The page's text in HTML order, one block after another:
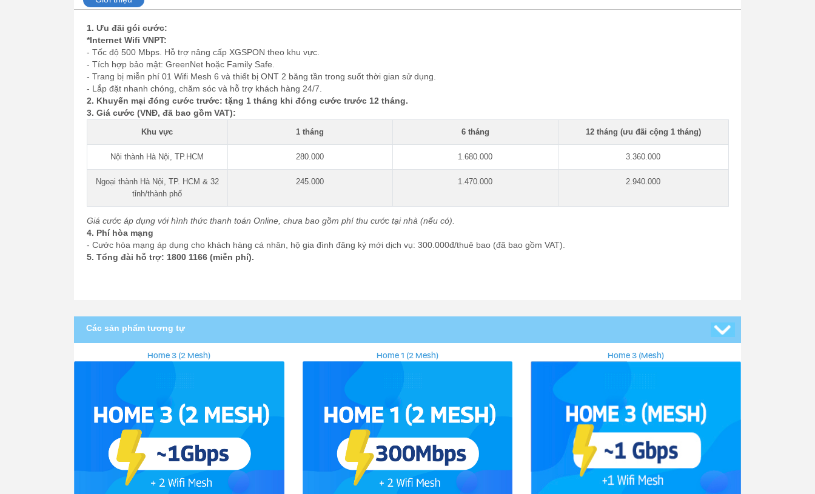
1. Ưu đãi gói cước:
*Internet Wifi VNPT:
- Tốc độ 500 Mbps. Hỗ trợ nâng cấp XGSPON theo khu vực.
- Tích hợp bảo mật: GreenNet hoặc Family Safe.
- Trang bị miễn phí 01 Wifi Mesh 6 và thiết bị ONT 2 băng tần trong suốt thời gian sử dụng.
- Lắp đặt nhanh chóng, chăm sóc và hỗ trợ khách hàng 24/7.
2. Khuyến mại đóng cước trước: tặng 1 tháng khi đóng cước trước 12 tháng.
3. Giá cước (VNĐ, đã bao gồm VAT):
Khu vực 1 tháng 6 tháng 12 tháng (ưu đãi cộng 1 tháng)
Nội thành Hà Nội, TP.HCM 280.000 1.680.000 3.360.000
Ngoại thành Hà Nội, TP. HCM & 32
tỉnh/thành phố
245.000 1.470.000 2.940.000
Giá cước áp dụng với hình thức thanh toán Online, chưa bao gồm phí thu cước tại nhà (nếu có).
4. Phí hòa mạng
- Cước hòa mạng áp dụng cho khách hàng cá nhân, hộ gia đình đăng ký mới dịch vụ: 300.000đ/thuê bao (đã bao gồm VAT).
5. Tổng đài hỗ trợ: 1800 1166 (miễn phí).
Các sản phẩm tương tự
Home 3 (2 Mesh) Home 1 (2 Mesh) Home 3 (Mesh)